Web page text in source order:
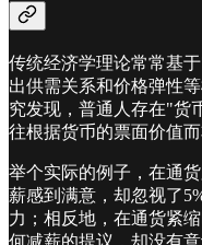
传统经济学理论常常基
出供需关系和价格弹性
究发现，普通人存在"货
往根据货币的票面价值
举个实际的例子，在通
薪感到满意，却忽视了
力；相反地，在通货紧